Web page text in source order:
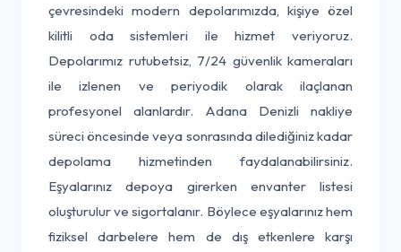
çevresindeki modern depolarımızda, kişiye özel
kilitli oda sistemleri ile hizmet veriyoruz.
Depolarımız rutubetsiz, 7/24 güvenlik kameraları
ile izlenen ve periyodik olarak ilaçlanan
profesyonel alanlardır. Adana Denizli nakliye
süreci öncesinde veya sonrasında dilediğiniz kadar
depolama hizmetinden faydalanabilirsiniz.
Eşyalarınız depoya girerken envanter listesi
oluşturulur ve sigortalanır. Böylece eşyalarınız hem
fiziksel darbelere hem de dış etkenlere karşı